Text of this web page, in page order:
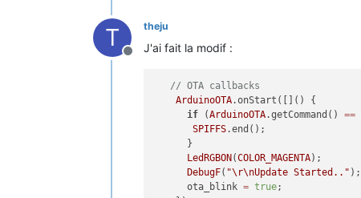
T
Offline
theju
J'ai fait la modif :
// OTA callbacks
ArduinoOTA.onStart([]() {
if (ArduinoOTA.getCommand() ==
SPIFFS.end();
      }
LedRGBON(COLOR_MAGENTA);
DebugF( "\r\nUpdate Started.." );
      ota_blink
= true;